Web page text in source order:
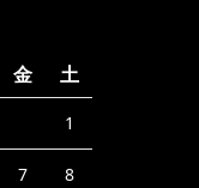
金 土
1
7 8